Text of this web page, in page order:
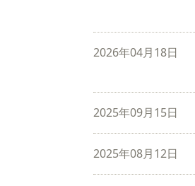
2026年04月18日
2025年09月15日
2025年08月12日